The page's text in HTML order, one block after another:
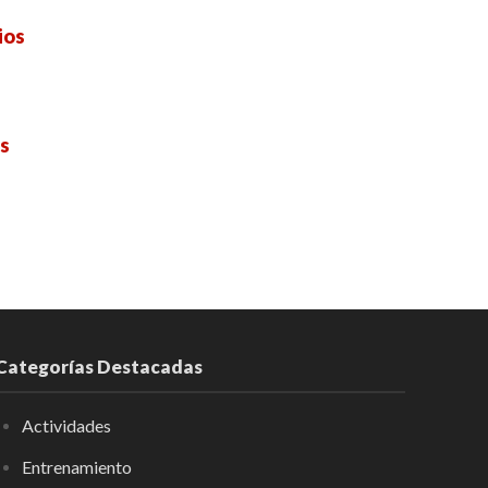
Destacadas
Actividades
Entrenamiento